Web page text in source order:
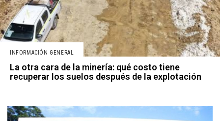
INFORMACIÓN GENERAL
La otra cara de la minería: qué costo tiene
recuperar los suelos después de la explotación